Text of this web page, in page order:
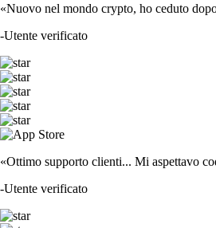
«Nuovo nel mondo crypto, ho ceduto
-Utente verificato
«Ottimo supporto clienti... Mi aspettavo
-Utente verificato